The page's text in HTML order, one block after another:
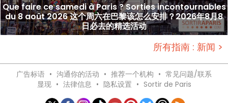
Que faire ce samedi à Paris ? Sorties incontournables
du 8 août 2026 这个周六在巴黎该怎么安排？2026年8月8
日必去的精选活动
所有指南 : 新闻 >
广告标语 • 沟通你的活动 • 推荐一个机构 • 常见问题/联系
显现 • 法律信息 • 隐私设置 • Sortir de Paris